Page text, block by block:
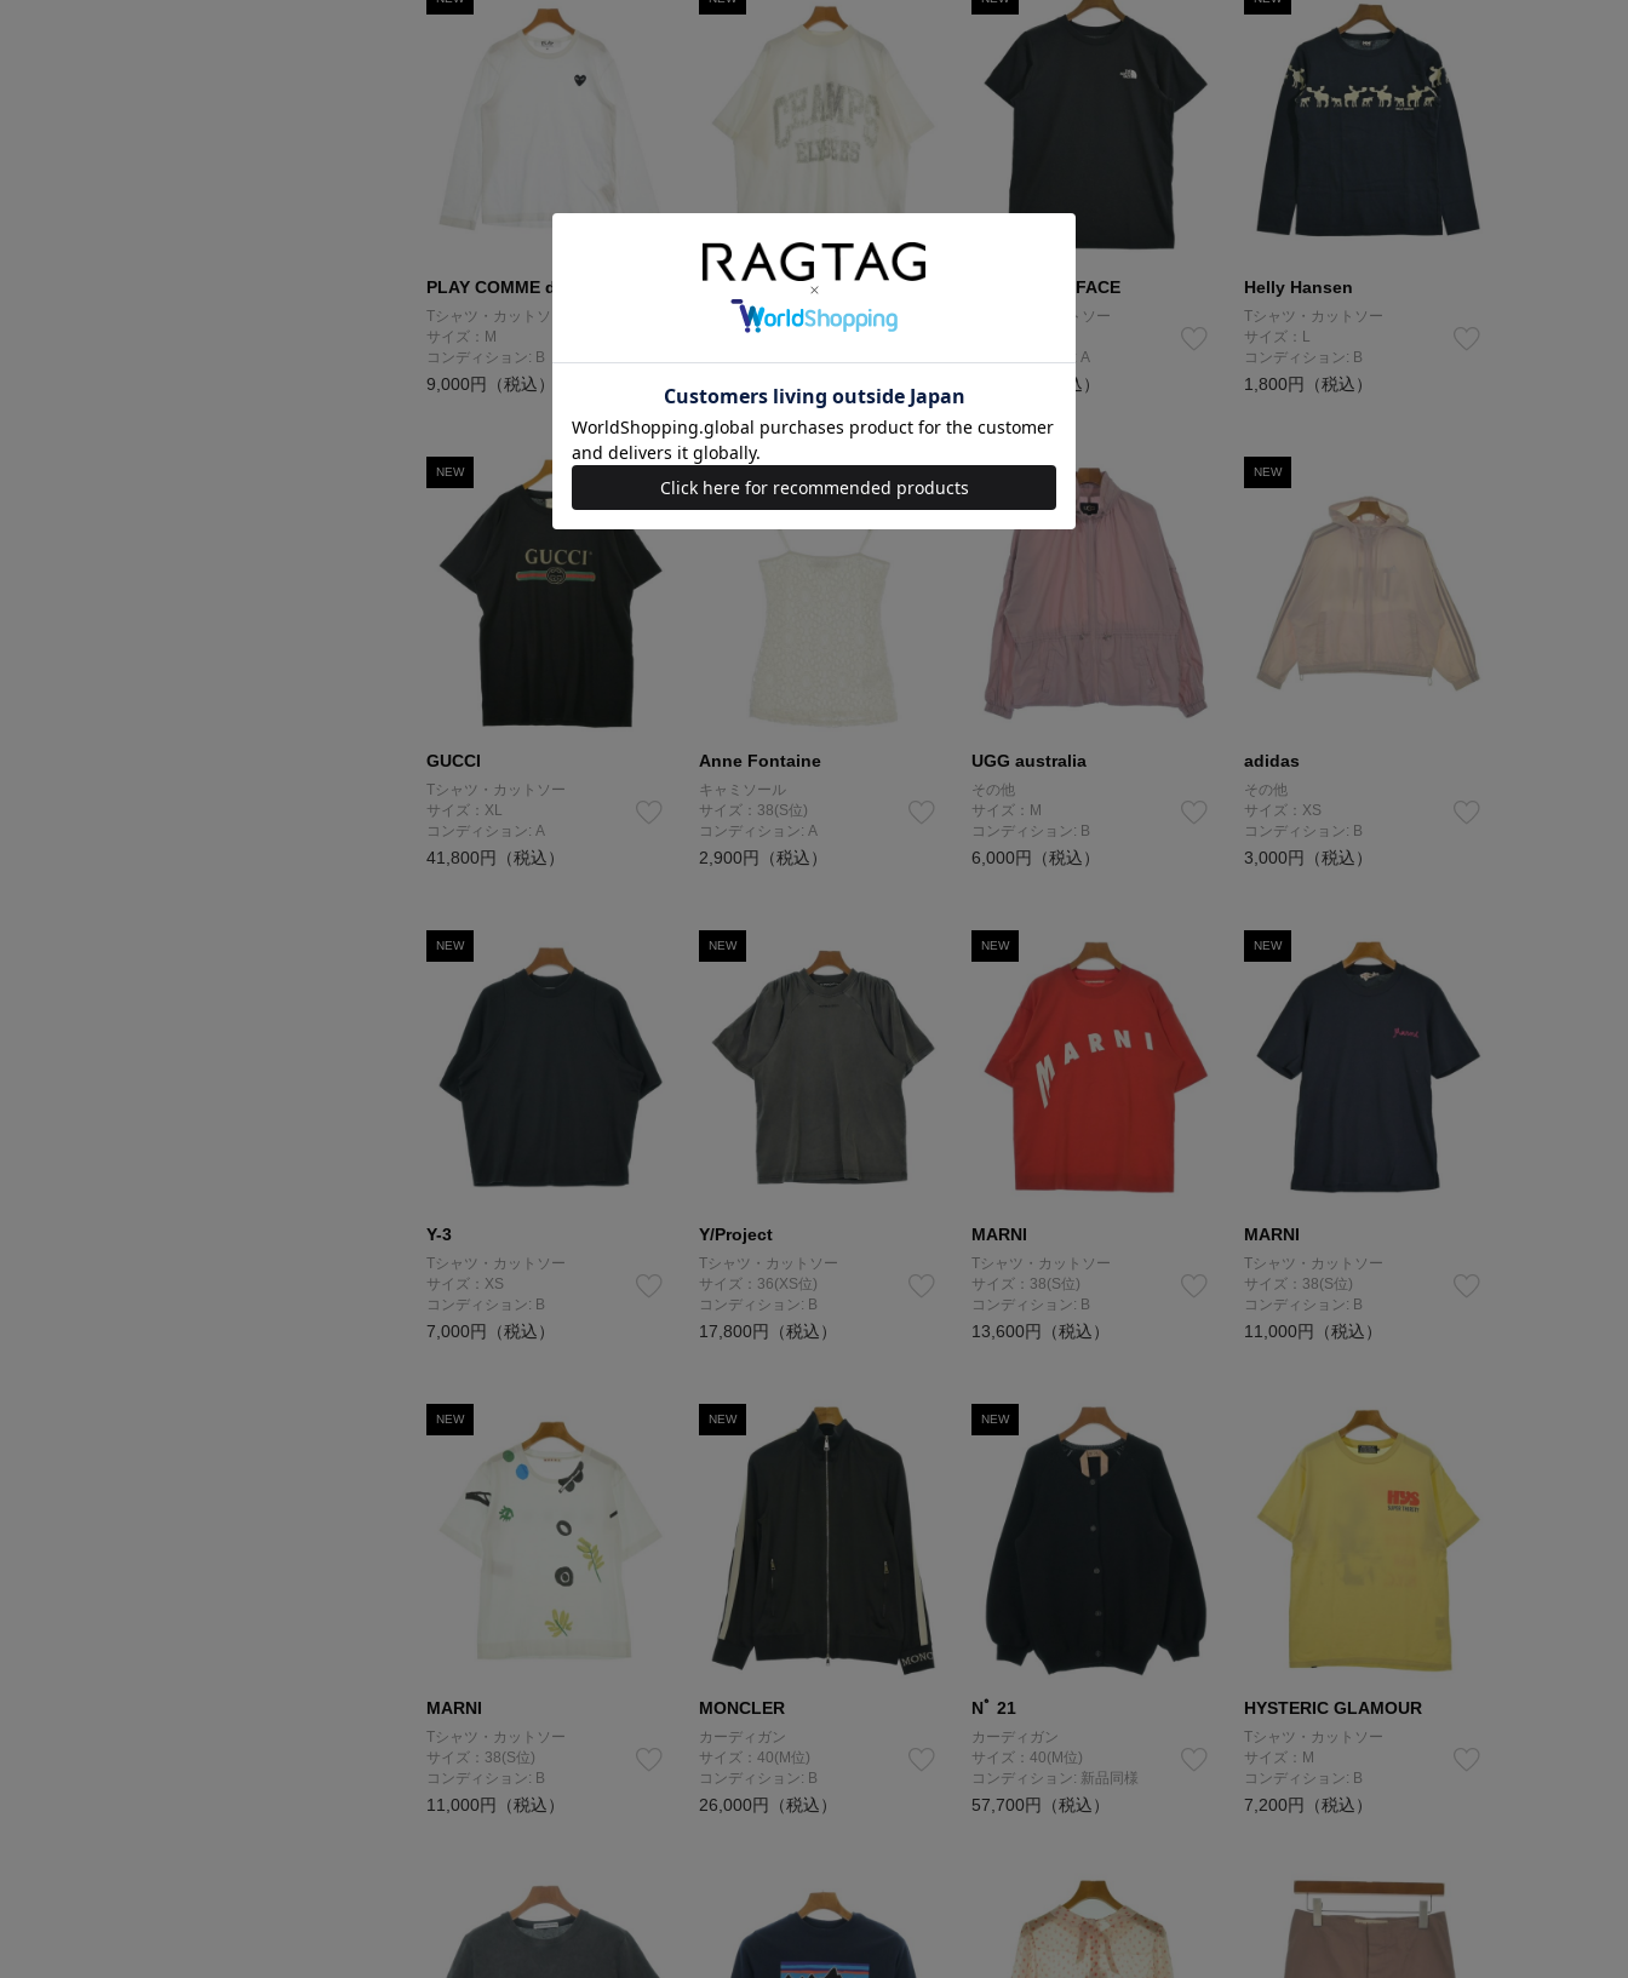
PLAY COMME des GARCONS
Tシャツ・カットソー
サイズ：M
コンディション: B
9,000円（税込）
BALENCIAGA
Tシャツ・カットソー
サイズ：L
THE NORTH FACE
Tシャツ・カットソー
コンディション: A
4,600円（税込）
Helly Hansen
Tシャツ・カットソー
サイズ：L
コンディション: B
1,800円（税込）
NEW
GUCCI
Tシャツ・カットソー
サイズ：XL
コンディション: A
41,800円（税込）
Anne Fontaine
キャミソール
サイズ：38(S位)
コンディション: A
2,900円（税込）
UGG australia
その他
サイズ：M
コンディション: B
6,000円（税込）
NEW
adidas
その他
サイズ：XS
コンディション: B
3,000円（税込）
NEW
Y-3
Tシャツ・カットソー
サイズ：XS
コンディション: B
7,000円（税込）
NEW
Y/Project
Tシャツ・カットソー
サイズ：36(XS位)
コンディション: B
17,800円（税込）
NEW
MARNI
Tシャツ・カットソー
サイズ：38(S位)
コンディション: B
13,600円（税込）
NEW
MARNI
Tシャツ・カットソー
サイズ：38(S位)
コンディション: B
11,000円（税込）
NEW
MARNI
Tシャツ・カットソー
サイズ：38(S位)
コンディション: B
11,000円（税込）
NEW
MONCLER
カーディガン
サイズ：40(M位)
コンディション: B
26,000円（税込）
NEW
Nﾟ 21
カーディガン
サイズ：40(M位)
コンディション: 新品同様
57,700円（税込）
HYSTERIC GLAMOUR
Tシャツ・カットソー
サイズ：M
コンディション: B
7,200円（税込）